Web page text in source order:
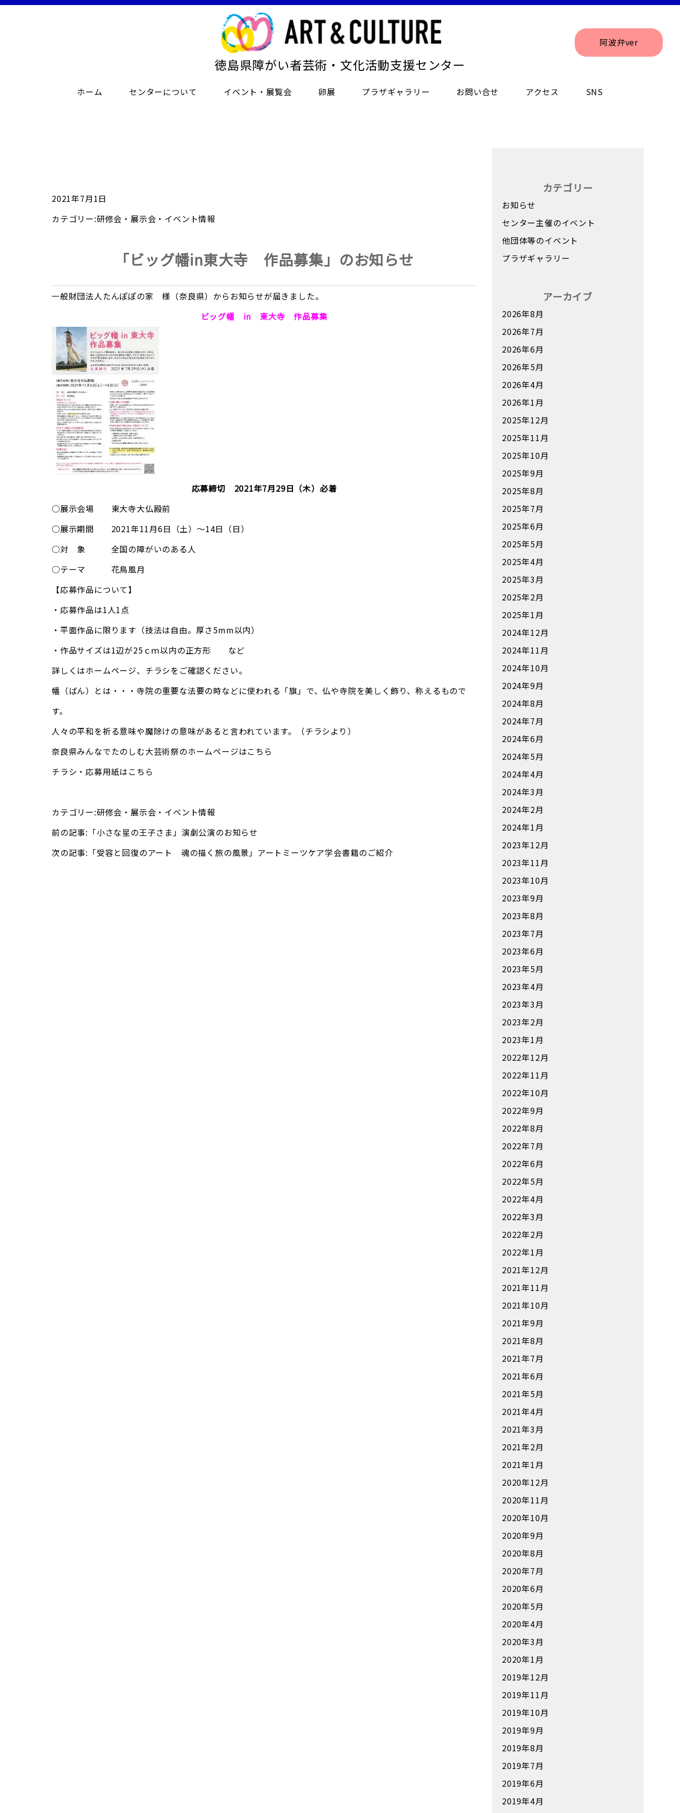
阿波弁ver
徳島県障がい者芸術・文化活動支援センター
ホーム センターについて イベント・展覧会 卵展 プラザギャラリー お問い合せ アクセス SNS
2021年7月1日
カテゴリー:研修会・展示会・イベント情報
「ビッグ幡in東大寺 作品募集」のお知らせ
一般財団法人たんぽぽの家 様（奈良県）からお知らせが届きました。
ビッグ幡 in 東大寺 作品募集
応募締切 2021年7月29日（木）必着
○展示会場 東大寺大仏殿前
○展示期間 2021年11月6日（土）～14日（日）
○対 象 全国の障がいのある人
○テーマ 花鳥風月
【応募作品について】
・応募作品は1人1点
・平面作品に限ります（技法は自由。厚さ5mm以内）
・作品サイズは1辺が25ｃｍ以内の正方形 など
詳しくはホームページ、 チラシをご確認ください。
幡（ばん）とは・・・寺院の重要な法要の時などに使われる「旗」で、仏や寺院を美しく飾り、称えるもので
す。
人々の平和を祈る意味や魔除けの意味があると言われています。（チラシより）
奈良県みんなでたのしむ大芸術祭のホームページはこちら
チラシ・応募用紙はこちら
カテゴリー:研修会・展示会・イベント情報
前の記事: 「小さな星の王子さま」演劇公演のお知らせ
次の記事: 「受容と回復のアート 魂の描く旅の風景」アートミーツケア学会書籍のご紹介
カテゴリー
お知らせ
センター主催のイベント
他団体等のイベント
プラザギャラリー
アーカイブ
2026年8月
2026年7月
2026年6月
2026年5月
2026年4月
2026年1月
2025年12月
2025年11月
2025年10月
2025年9月
2025年8月
2025年7月
2025年6月
2025年5月
2025年4月
2025年3月
2025年2月
2025年1月
2024年12月
2024年11月
2024年10月
2024年9月
2024年8月
2024年7月
2024年6月
2024年5月
2024年4月
2024年3月
2024年2月
2024年1月
2023年12月
2023年11月
2023年10月
2023年9月
2023年8月
2023年7月
2023年6月
2023年5月
2023年4月
2023年3月
2023年2月
2023年1月
2022年12月
2022年11月
2022年10月
2022年9月
2022年8月
2022年7月
2022年6月
2022年5月
2022年4月
2022年3月
2022年2月
2022年1月
2021年12月
2021年11月
2021年10月
2021年9月
2021年8月
2021年7月
2021年6月
2021年5月
2021年4月
2021年3月
2021年2月
2021年1月
2020年12月
2020年11月
2020年10月
2020年9月
2020年8月
2020年7月
2020年6月
2020年5月
2020年4月
2020年3月
2020年1月
2019年12月
2019年11月
2019年10月
2019年9月
2019年8月
2019年7月
2019年6月
2019年4月